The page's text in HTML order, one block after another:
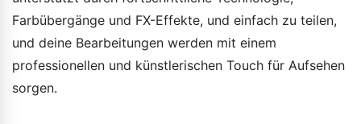
Farbübergänge und FX-Effekte, und einfach zu teilen,
und deine Bearbeitungen werden mit einem
professionellen und künstlerischen Touch für Aufsehen
sorgen.